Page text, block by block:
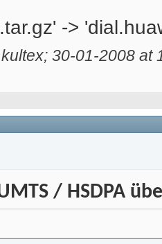
->
30-01-2008 at
/ HSDPA